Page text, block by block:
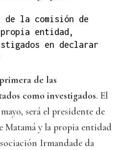
de la comisión de
entidad,
en declarar
de las
como investigados. El
será el presidente de
Matamá y la propia entidad
Irmandade da